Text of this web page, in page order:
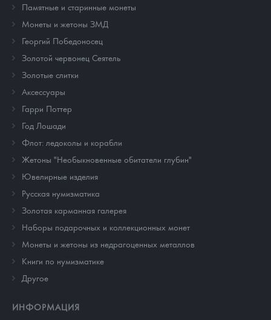
Памятные и старинные монеты
Монеты и жетоны ЗМД
Георгий Победоносец
Золотой червонец Сеятель
Золотые слитки
Аксессуары
Гарри Поттер
Год Лошади
Флот: ледоколы и корабли
Жетоны "Необыкновенные обитатели глубин"
Ювелирные изделия
Русская нумизматика
Золотая карманная галерея
Наборы подарочных и коллекционных монет
Монеты и жетоны из недрагоценных металлов
Книги по нумизматике
Другое
ИНФОРМАЦИЯ